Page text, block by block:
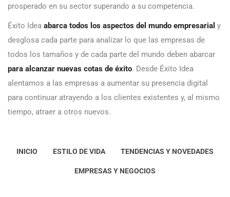
prosperado en su sector superando a su competencia.
Éxito Idea abarca todos los aspectos del mundo empresarial y
desglosa cada parte para analizar lo que las empresas de
todos los tamaños y de cada parte del mundo deben abarcar
para alcanzar nuevas cotas de éxito. Desde Éxito Idea
alentamos a las empresas a aumentar su presencia digital
para continuar atrayendo a los clientes existentes y, al mismo
tiempo, atraer a otros nuevos.
INICIO ESTILO DE VIDA TENDENCIAS Y NOVEDADES
EMPRESAS Y NEGOCIOS